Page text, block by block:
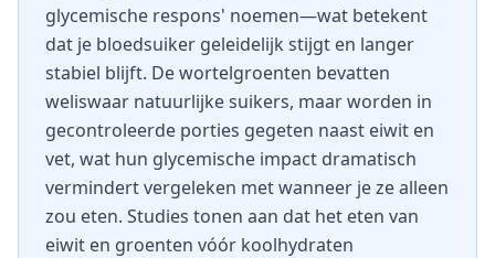
glycemische respons' noemen—wat betekent
dat je bloedsuiker geleidelijk stijgt en langer
stabiel blijft. De wortelgroenten bevatten
weliswaar natuurlijke suikers, maar worden in
gecontroleerde porties gegeten naast eiwit en
vet, wat hun glycemische impact dramatisch
vermindert vergeleken met wanneer je ze alleen
zou eten. Studies tonen aan dat het eten van
eiwit en groenten vóór koolhydraten